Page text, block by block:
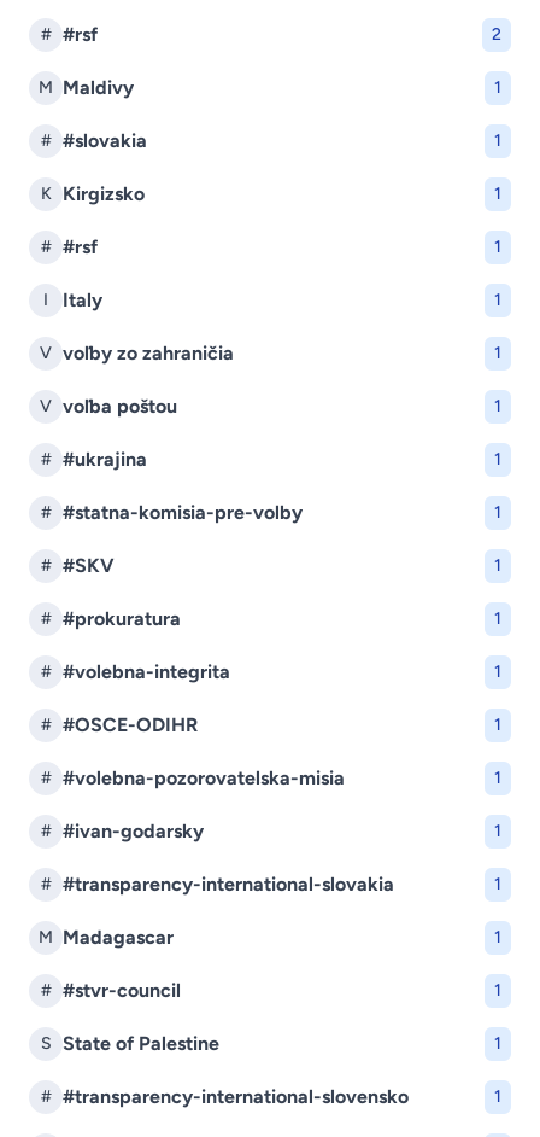
# #rsf 2
M Maldivy 1
# #slovakia 1
K Kirgizsko 1
# #rsf 1
I Italy 1
V voľby zo zahraničia 1
V voľba poštou 1
# #ukrajina 1
# #statna-komisia-pre-volby 1
# #SKV 1
# #prokuratura 1
# #volebna-integrita 1
# #OSCE-ODIHR 1
# #volebna-pozorovatelska-misia 1
# #ivan-godarsky 1
# #transparency-international-slovakia 1
M Madagascar 1
# #stvr-council 1
S State of Palestine 1
# #transparency-international-slovensko 1